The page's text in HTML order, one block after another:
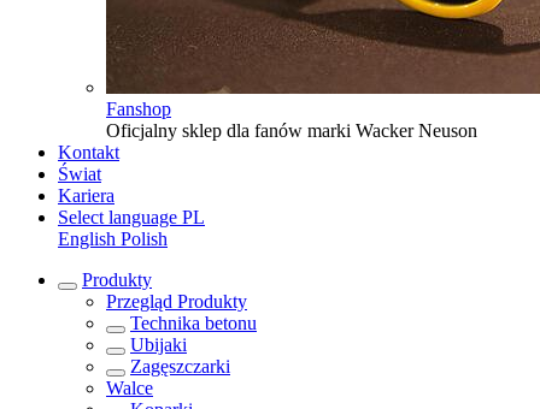
Fanshop
Oficjalny sklep dla fanów marki Wacker Neuson
Kontakt
Świat
Kariera
Select language PL
English Polish
Produkty
Przegląd Produkty
Technika betonu
Ubijaki
Zagęszczarki
Walce